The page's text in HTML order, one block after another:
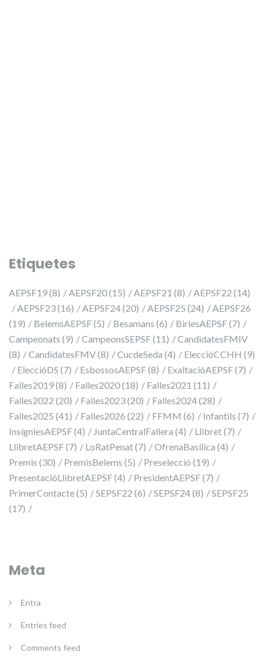
Etiquetes
AEPSF19(8) AEPSF20(15) AEPSF21 (8) AEPSF22 (14)
AEPSF23(16) AEPSF24(20) AEPSF25 (24)
AEPSF26
(19)
BelemsAEPSF(5) Besamans (6) BirlesAEPSF(7)
Campeonats (9) CampeonsSEPSF(11)
CandidatesFMIV
(8)
CandidatesFMV(8) CucdeSeda (4) EleccióCCHH (9)
EleccióDS (7) EsbossosAEPSF(8) ExaltacióAEPSF(7)
Falles2019(8) Falles2020(18) Falles2021 (11)
Falles2022 (20) Falles2023(20) Falles2024(28)
Falles2025 (41) Falles2026 (22) FFMM (6) Infantils (7)
InsígniesAEPSF(4) JuntaCentralFallera (4) Llibret(7)
LlibretAEPSF(7) LoRatPenat(7) OfrenaBasílica (4)
Premis (30) PremisBelems (5) Preselecció (19)
PresentacióLlibretAEPSF(4) PresidentAEPSF(7)
PrimerContacte(5) SEPSF22 (6) SEPSF24(8)
SEPSF25
(17)
Meta
Entra
Entries feed
Comments feed